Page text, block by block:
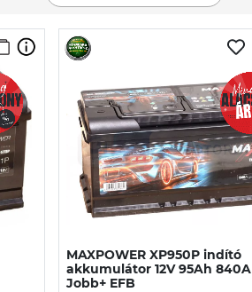
MAXPOWER XP950P indító
akkumulátor 12V 95Ah 840A
Jobb+ EFB